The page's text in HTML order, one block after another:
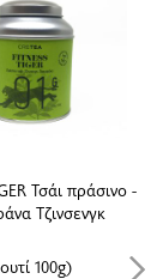
Τσάι πράσινο -
Τζινσενγκ
100g)